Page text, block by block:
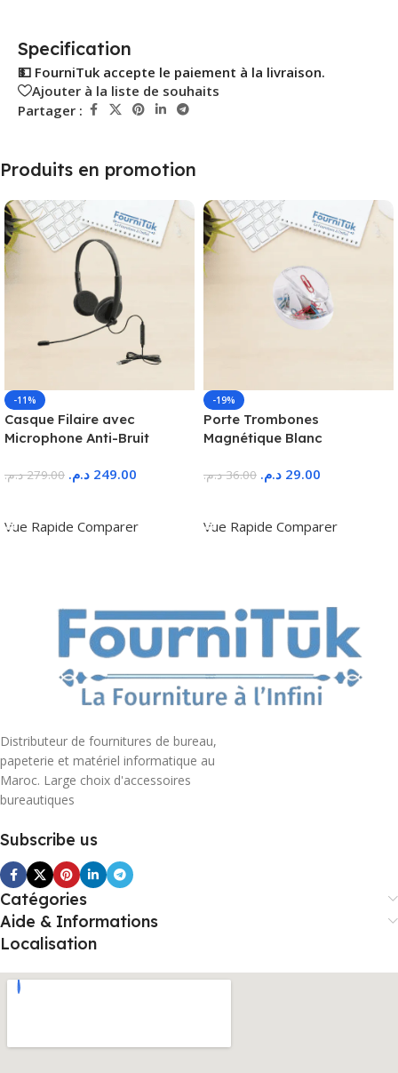
Specification
💵 FourniTuk accepte le paiement à la livraison.
Ajouter à la liste de souhaits
Partager :
Produits en promotion
-11%
Casque Filaire avec
Microphone Anti-Bruit
279.00 د.م. 249.00 د.م.
Vue Rapide Comparer
-19%
Porte Trombones
Magnétique Blanc
36.00 د.م. 29.00 د.م.
Vue Rapide Comparer
Distributeur de fournitures de bureau,
papeterie et matériel informatique au
Maroc. Large choix d'accessoires
bureautiques
Subscribe us
Catégories
Aide & Informations
Localisation